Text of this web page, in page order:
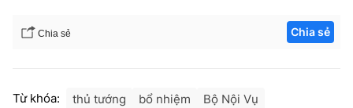
Chia sẻ Chia sẻ
Từ khóa: thủ tướng bổ nhiệm
Bộ Nội Vụ